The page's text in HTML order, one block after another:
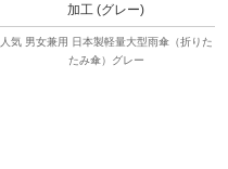
加工 (グレー)
人気 男女兼用 日本製軽量大型雨傘（折りた
たみ傘）グレー